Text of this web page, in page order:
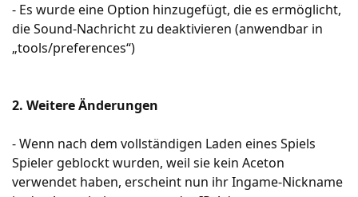
- Es wurde eine Option hinzugefügt, die es ermöglicht,
die Sound-Nachricht zu deaktivieren (anwendbar in
„tools/preferences“)
2. Weitere Änderungen
- Wenn nach dem vollständigen Laden eines Spiels
Spieler geblockt wurden, weil sie kein Aceton
verwendet haben, erscheint nun ihr Ingame-Nickname